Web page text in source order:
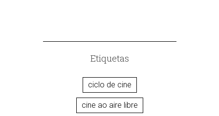
Etiquetas
ciclo de cine
cine ao aire libre